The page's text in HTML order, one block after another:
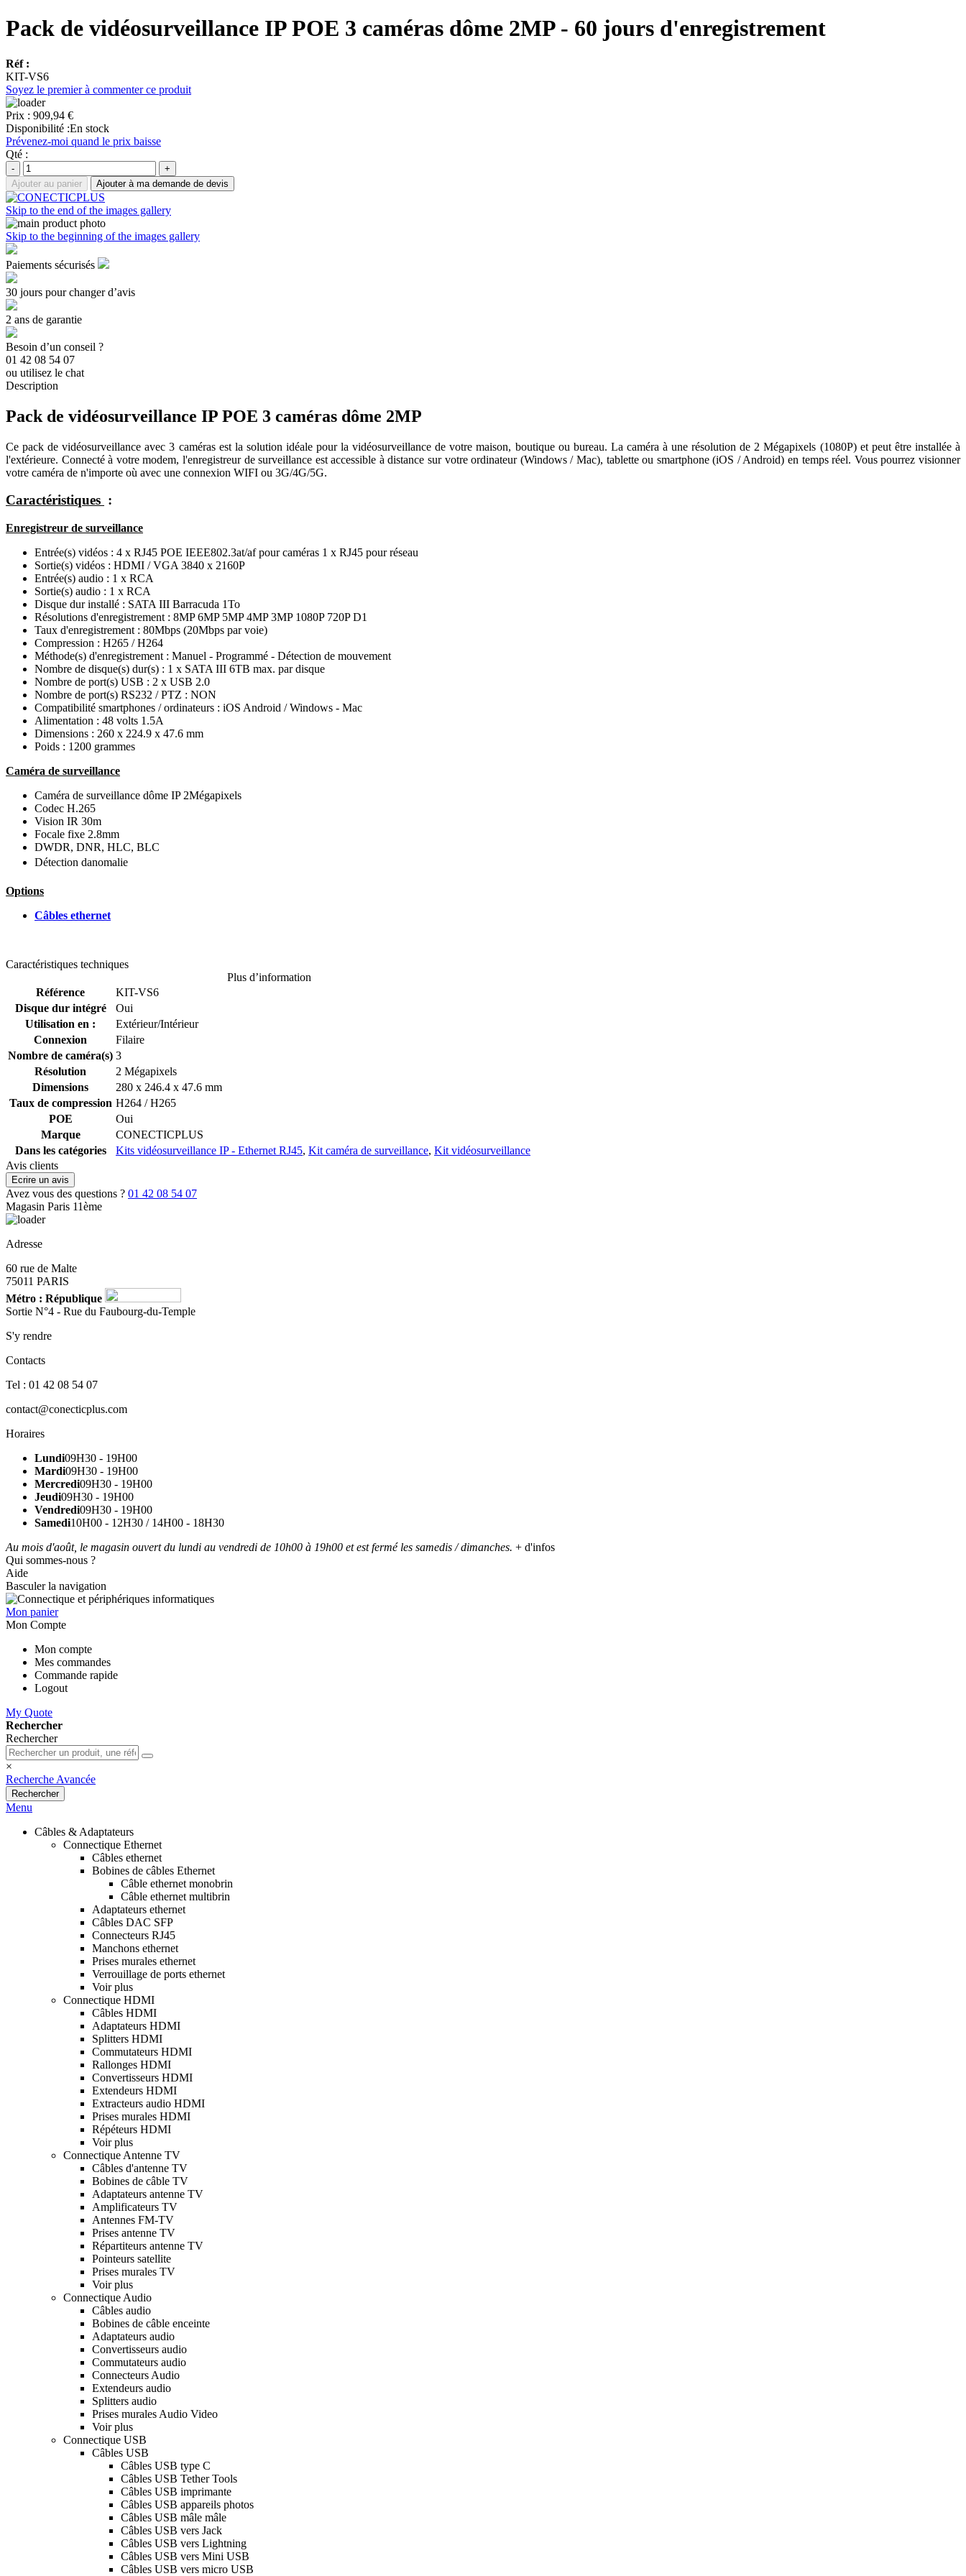
Pack de vidéosurveillance IP POE 3 caméras dôme 2MP - 60 jours d'enregistrement
Réf :
KIT-VS6
Soyez le premier à commenter ce produit
Prix : 909,94 €
Disponibilité :En stock
Prévenez-moi quand le prix baisse
Qté :
-
+
Ajouter au panier
Ajouter à ma demande de devis
Skip to the end of the images gallery
Skip to the beginning of the images gallery
Paiements sécurisés
30 jours pour changer d’avis
2 ans de garantie
Besoin d’un conseil ?
01 42 08 54 07
ou utilisez le chat
Description
Pack de vidéosurveillance IP POE 3 caméras dôme 2MP
Ce pack de vidéosurveillance avec 3 caméras est la solution idéale pour la vidéosurveillance de votre maison, boutique ou bureau. La caméra à une résolution de 2 Mégapixels (1080P) et peut être installée à
l'extérieure. Connecté à votre modem, l'enregistreur de surveillance est accessible à distance sur votre ordinateur (Windows / Mac), tablette ou smartphone (iOS / Android) en temps réel. Vous pourrez visionner
votre caméra de n'importe où avec une connexion WIFI ou 3G/4G/5G.
Caractéristiques :
Enregistreur de surveillance
Entrée(s) vidéos : 4 x RJ45 POE IEEE802.3at/af pour caméras 1 x RJ45 pour réseau
Sortie(s) vidéos : HDMI / VGA 3840 x 2160P
Entrée(s) audio : 1 x RCA
Sortie(s) audio : 1 x RCA
Disque dur installé : SATA III Barracuda 1To
Résolutions d'enregistrement : 8MP 6MP 5MP 4MP 3MP 1080P 720P D1
Taux d'enregistrement : 80Mbps (20Mbps par voie)
Compression : H265 / H264
Méthode(s) d'enregistrement : Manuel - Programmé - Détection de mouvement
Nombre de disque(s) dur(s) : 1 x SATA III 6TB max. par disque
Nombre de port(s) USB : 2 x USB 2.0
Nombre de port(s) RS232 / PTZ : NON
Compatibilité smartphones / ordinateurs : iOS Android / Windows - Mac
Alimentation : 48 volts 1.5A
Dimensions : 260 x 224.9 x 47.6 mm
Poids : 1200 grammes
Caméra de surveillance
Caméra de surveillance dôme IP 2Mégapixels
Codec H.265
Vision IR 30m
Focale fixe 2.8mm
DWDR, DNR, HLC, BLC
Détection danomalie
Options
Câbles ethernet
Caractéristiques techniques
Plus d’information
Référence
KIT-VS6
Disque dur intégré
Oui
Utilisation en :
Extérieur/Intérieur
Connexion
Filaire
Nombre de caméra(s) 3
Résolution
2 Mégapixels
Dimensions
280 x 246.4 x 47.6 mm
Taux de compression H264 / H265
POE
Oui
Marque
CONECTICPLUS
Dans les catégories
Kits vidéosurveillance IP - Ethernet RJ45, Kit caméra de surveillance, Kit vidéosurveillance
Avis clients
Ecrire un avis
Avez vous des questions ? 01 42 08 54 07
Magasin Paris 11ème
Adresse
60 rue de Malte
75011 PARIS
Métro : République
Sortie N°4 - Rue du Faubourg-du-Temple
S'y rendre
Contacts
Tel : 01 42 08 54 07
contact@conecticplus.com
Horaires
Lundi09H30 - 19H00
Mardi09H30 - 19H00
Mercredi09H30 - 19H00
Jeudi09H30 - 19H00
Vendredi09H30 - 19H00
Samedi10H00 - 12H30 / 14H00 - 18H30
Au mois d'août, le magasin ouvert du lundi au vendredi de 10h00 à 19h00 et est fermé les samedis / dimanches. + d'infos
Qui sommes-nous ?
Aide
Basculer la navigation
Mon panier
Mon Compte
Mon compte
Mes commandes
Commande rapide
Logout
My Quote
Rechercher
Rechercher
×
Recherche Avancée
Rechercher
Menu
Câbles & Adaptateurs
Connectique Ethernet
Câbles ethernet
Bobines de câbles Ethernet
Câble ethernet monobrin
Câble ethernet multibrin
Adaptateurs ethernet
Câbles DAC SFP
Connecteurs RJ45
Manchons ethernet
Prises murales ethernet
Verrouillage de ports ethernet
Voir plus
Connectique HDMI
Câbles HDMI
Adaptateurs HDMI
Splitters HDMI
Commutateurs HDMI
Rallonges HDMI
Convertisseurs HDMI
Extendeurs HDMI
Extracteurs audio HDMI
Prises murales HDMI
Répéteurs HDMI
Voir plus
Connectique Antenne TV
Câbles d'antenne TV
Bobines de câble TV
Adaptateurs antenne TV
Amplificateurs TV
Antennes FM-TV
Prises antenne TV
Répartiteurs antenne TV
Pointeurs satellite
Prises murales TV
Voir plus
Connectique Audio
Câbles audio
Bobines de câble enceinte
Adaptateurs audio
Convertisseurs audio
Commutateurs audio
Connecteurs Audio
Extendeurs audio
Splitters audio
Prises murales Audio Video
Voir plus
Connectique USB
Câbles USB
Câbles USB type C
Câbles USB Tether Tools
Câbles USB imprimante
Câbles USB appareils photos
Câbles USB mâle mâle
Câbles USB vers Jack
Câbles USB vers Lightning
Câbles USB vers Mini USB
Câbles USB vers micro USB